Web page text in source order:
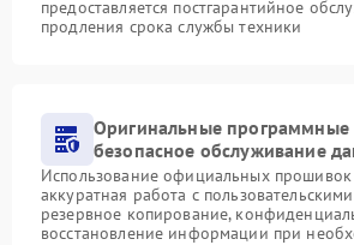
предоставляется постгарантийное
продления срока службы техники
Оригинальные программные
безопасное обслуживание
Использование официальных
аккуратная работа с
резервное копирование,
восстановление информации при